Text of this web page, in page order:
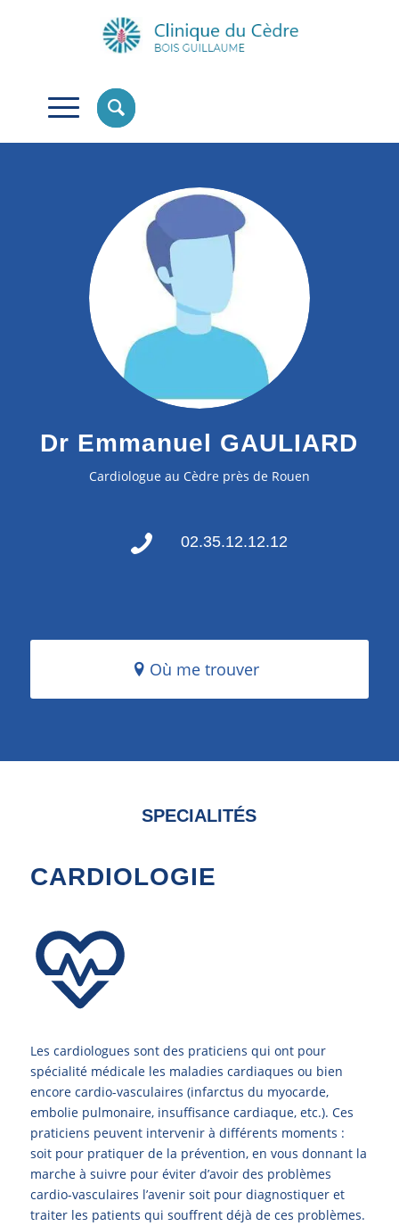
Dr Emmanuel GAULIARD
Cardiologue au Cèdre près de Rouen
02.35.12.12.12
Où me trouver
SPECIALITÉS
CARDIOLOGIE
Les cardiologues sont des praticiens qui ont pour
spécialité médicale les maladies cardiaques ou bien
encore cardio-vasculaires (infarctus du myocarde,
embolie pulmonaire, insuffisance cardiaque, etc.). Ces
praticiens peuvent intervenir à différents moments :
soit pour pratiquer de la prévention, en vous donnant la
marche à suivre pour éviter d’avoir des problèmes
cardio-vasculaires l’avenir soit pour diagnostiquer et
traiter les patients qui souffrent déjà de ces problèmes.